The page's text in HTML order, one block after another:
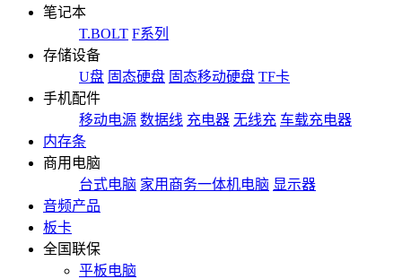
笔记本
T.BOLT F系列
存储设备
U盘 固态硬盘 固态移动硬盘 TF卡
手机配件
移动电源 数据线 充电器 无线充 车载充电器
内存条
商用电脑
台式电脑 家用商务一体机电脑 显示器
音频产品
板卡
全国联保
平板电脑